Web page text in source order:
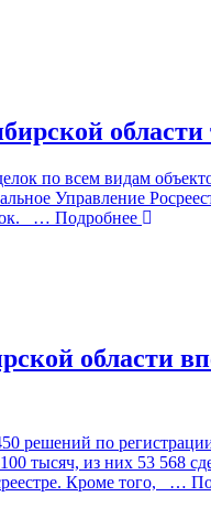
области
по всем видам
Управление
… Подробнее
области
решений по
тысяч, из них 53 568
Кроме того,
…